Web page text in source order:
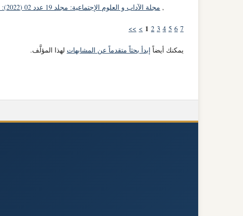
, مجلة الآداب و العلوم الإجتماعية: مجلد 19 عدد 02 (2022): 19(02)-2022
1 2 3 4 5 6 7
>
>>
يمكنك أيضاً إبدأ بحثاً متقدماً عن المشابهات لهذا المؤلَّف.